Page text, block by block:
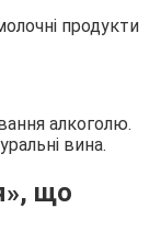
продукти
алкоголю.
вина.
що